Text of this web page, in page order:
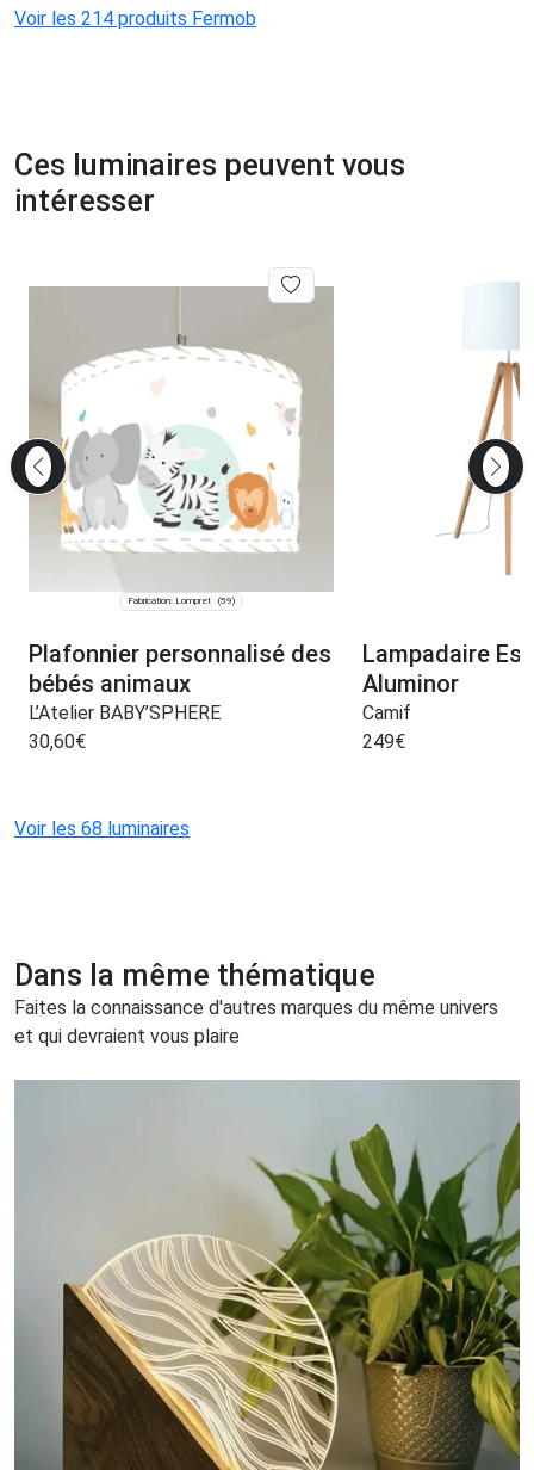
Voir les 214 produits Fermob
Ces luminaires peuvent vous
intéresser
Fabrication: Lompret (59)
Plafonnier personnalisé des
bébés animaux
L’Atelier BABY’SPHERE
30,60€
Lampadaire
Aluminor
Camif
249€
Voir les 68 luminaires
Dans la même thématique
Faites la connaissance d'autres marques du même univers
et qui devraient vous plaire